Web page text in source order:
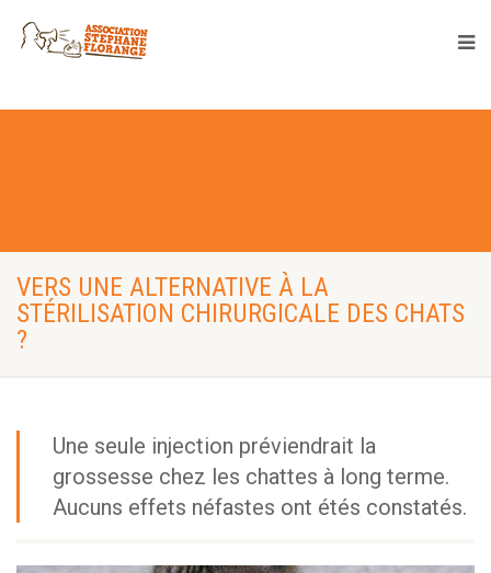
VERS UNE ALTERNATIVE À LA
STÉRILISATION CHIRURGICALE DES CHATS
?
Une seule injection préviendrait la
grossesse chez les chattes à long terme.
Aucuns effets néfastes ont étés constatés.